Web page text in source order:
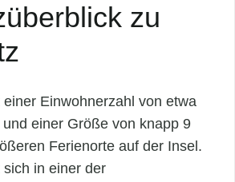
zu
Einwohnerzahl von etwa
einer Größe von knapp 9
Ferienorte auf der Insel.
in einer der